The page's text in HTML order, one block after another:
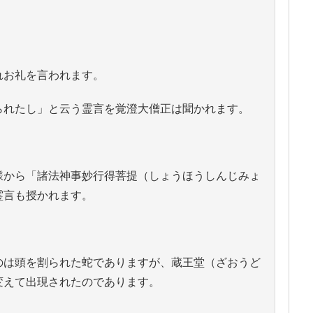
礼を言われます。
たし」と云う霊言を覚澄大僧正は聞かれます。
ら「諸法神事妙行得菩提（しょうほうしんじみょ
も授かれます。
頭を割られた蛇でありますが、蔵王堂（ざおうど
て出現されたのであります。